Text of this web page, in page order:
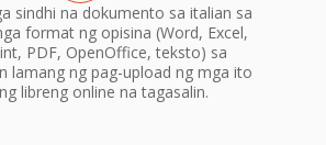
sindhi na dokumento sa italian sa
format ng opisina (Word, Excel,
PDF, OpenOffice, teksto) sa
lamang ng pag-upload ng mga ito
libreng online na tagasalin.